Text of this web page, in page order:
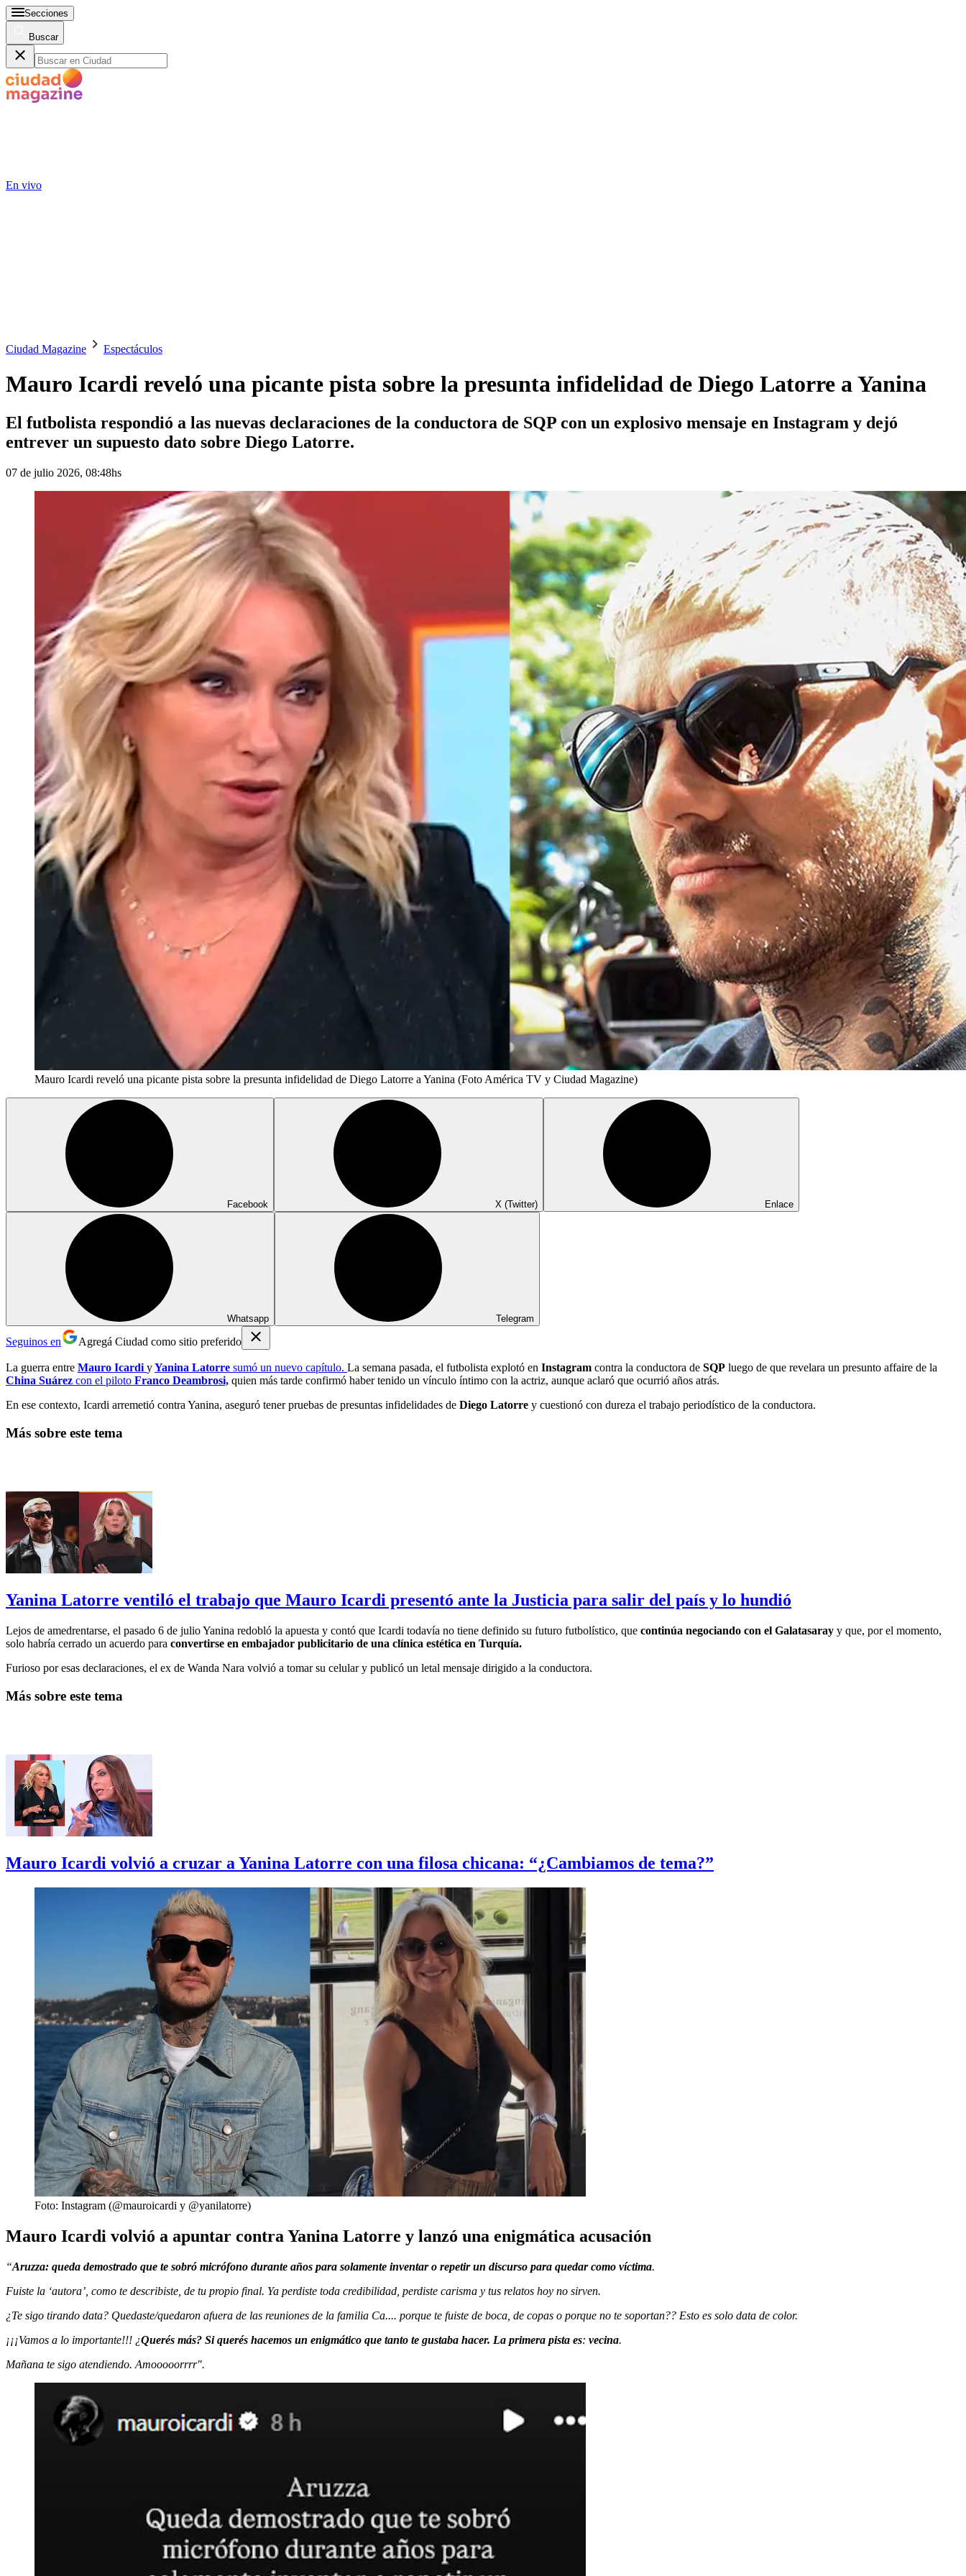
Secciones
Buscar
En vivo
Ciudad Magazine Espectáculos
Mauro Icardi reveló una picante pista sobre la presunta infidelidad de Diego Latorre a Yanina
El futbolista respondió a las nuevas declaraciones de la conductora de SQP con un explosivo mensaje en Instagram y dejó
entrever un supuesto dato sobre Diego Latorre.
07 de julio 2026, 08:48hs
Mauro Icardi reveló una picante pista sobre la presunta infidelidad de Diego Latorre a Yanina (Foto América TV y Ciudad Magazine)
Facebook X (Twitter) Enlace
Whatsapp Telegram
Seguinos en Agregá Ciudad como sitio preferido
La guerra entre Mauro Icardi yYanina Latorre sumó un nuevo capítulo. La semana pasada, el futbolista explotó en Instagram contra la conductora de SQP luego de que revelara un presunto affaire de la
China Suárez con el piloto Franco Deambrosi, quien más tarde confirmó haber tenido un vínculo íntimo con la actriz, aunque aclaró que ocurrió años atrás.
En ese contexto, Icardi arremetió contra Yanina, aseguró tener pruebas de presuntas infidelidades de Diego Latorre y cuestionó con dureza el trabajo periodístico de la conductora.
Más sobre este tema
Yanina Latorre ventiló el trabajo que Mauro Icardi presentó ante la Justicia para salir del país y lo hundió
Lejos de amedrentarse, el pasado 6 de julio Yanina redobló la apuesta y contó que Icardi todavía no tiene definido su futuro futbolístico, que continúa negociando con el Galatasaray y que, por el momento,
solo habría cerrado un acuerdo para convertirse en embajador publicitario de una clínica estética en Turquía.
Furioso por esas declaraciones, el ex de Wanda Nara volvió a tomar su celular y publicó un letal mensaje dirigido a la conductora.
Más sobre este tema
Mauro Icardi volvió a cruzar a Yanina Latorre con una filosa chicana: “¿Cambiamos de tema?”
Foto: Instagram (@mauroicardi y @yanilatorre)
Mauro Icardi volvió a apuntar contra Yanina Latorre y lanzó una enigmática acusación
“Aruzza: queda demostrado que te sobró micrófono durante años para solamente inventar o repetir un discurso para quedar como víctima.
Fuiste la ‘autora’, como te describiste, de tu propio final. Ya perdiste toda credibilidad, perdiste carisma y tus relatos hoy no sirven.
¿Te sigo tirando data? Quedaste/quedaron afuera de las reuniones de la familia Ca.... porque te fuiste de boca, de copas o porque no te soportan?? Esto es solo data de color.
¡¡¡Vamos a lo importante!!! ¿Querés más? Si querés hacemos un enigmático que tanto te gustaba hacer. La primera pista es: vecina.
Mañana te sigo atendiendo. Amooooorrrr".